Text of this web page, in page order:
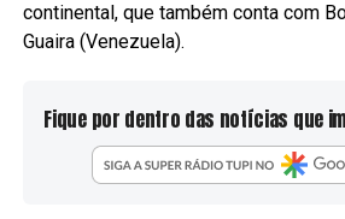
continental, que também conta com
Guaira (Venezuela).
Fique por dentro das notícias que